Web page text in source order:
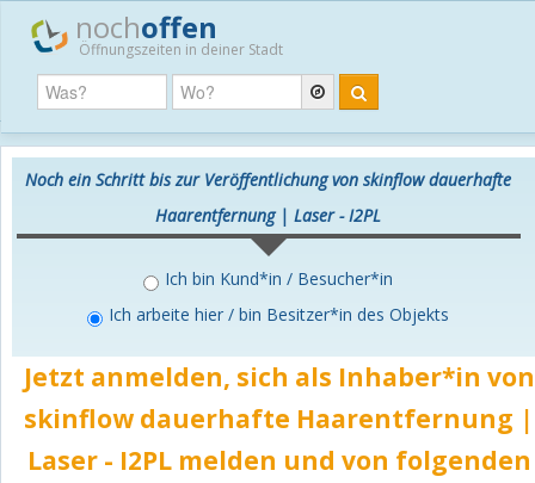
nochoffen
Öffnungszeiten in deiner Stadt
Noch ein Schritt bis zur Veröffentlichung von skinflow dauerhafte
Haarentfernung | Laser - I2PL
Ich bin Kund*in / Besucher*in
Ich arbeite hier / bin Besitzer*in des Objekts
Jetzt anmelden, sich als Inhaber*in von
skinflow dauerhafte Haarentfernung |
Laser - I2PL melden und von folgenden